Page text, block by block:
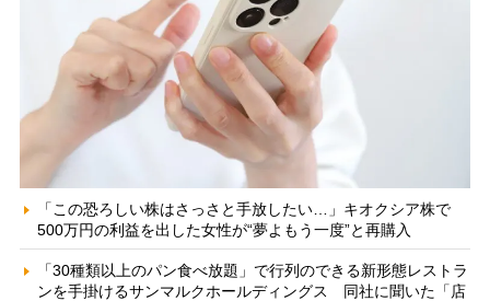
「この恐ろしい株はさっさと手放したい…」キオクシア株で
500万円の利益を出した女性が“夢よもう一度”と再購入
「30種類以上のパン食べ放題」で行列のできる新形態レストラ
ンを手掛けるサンマルクホールディングス 同社に聞いた「店